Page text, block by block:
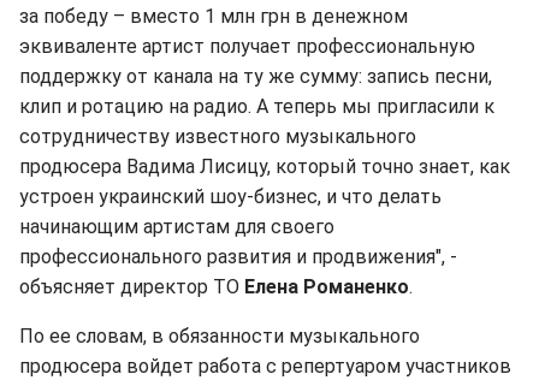
за победу – вместо 1 млн грн в денежном
эквиваленте артист получает профессиональную
поддержку от канала на ту же сумму: запись песни,
клип и ротацию на радио. А теперь мы пригласили к
сотрудничеству известного музыкального
продюсера Вадима Лисицу, который точно знает, как
устроен украинский шоу-бизнес, и что делать
начинающим артистам для своего
профессионального развития и продвижения", -
объясняет директор ТО Елена Романенко.
По ее словам, в обязанности музыкального
продюсера войдет работа с репертуаром участников